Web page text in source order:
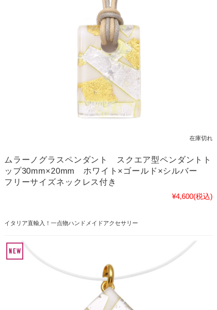
在庫切れ
ムラーノグラスペンダント スクエア型ペンダントト
ップ30mm×20mm ホワイト×ゴールド×シルバー
フリーサイズネックレス付き
¥4,600(税込)
イタリア直輸入！一点物ハンドメイドアクセサリー